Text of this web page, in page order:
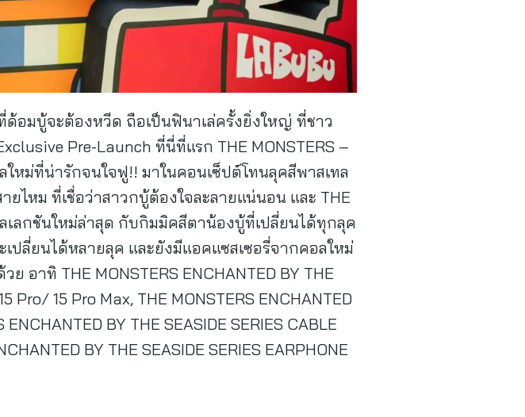
อมบู้จะต้องหวีด ถือเป็นฟินาเล่ครั้งยิ่งใหญ่ ที่ชาว
Pre-Launch ที่นี่ที่แรก THE MONSTERS –
ใหม่ที่น่ารักจนใจฟู!! มาในคอนเซ็ปต์โทนลุคสีพาสเทล
ไหม ที่เชื่อว่าสาวกบู้ต้องใจละลายแน่นอน และ THE
ลเลกชันใหม่ล่าสุด กับกิมมิคสีตาน้องบู้ที่เปลี่ยนได้ทุกลุค
ลี่ยนได้หลายลุค และยังมีแอคแซสเซอรี่จากคอลใหม่
อาทิ THE MONSTERS ENCHANTED BY THE
Pro/ 15 Pro Max, THE MONSTERS ENCHANTED
BY THE SEASIDE SERIES CABLE
BY THE SEASIDE SERIES EARPHONE